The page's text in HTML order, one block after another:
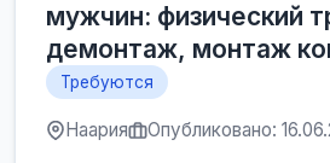
мужчин: физический
демонтаж, монтаж
Требуются
Наария Опубликовано: